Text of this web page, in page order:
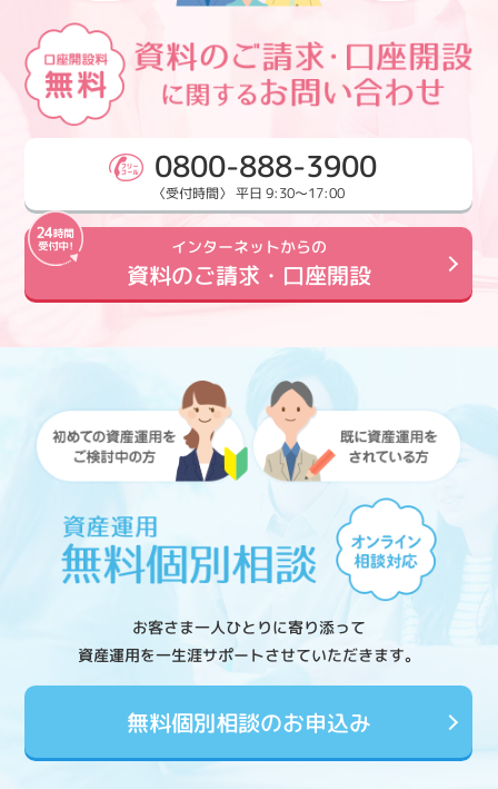
0800-888-3900
〈受付時間〉 平日 9:30～17:00
インターネットからの
資料のご請求・口座開設
お客さま一人ひとりに寄り添って
資産運用を一生涯サポートさせていただきます。
無料個別相談のお申込み